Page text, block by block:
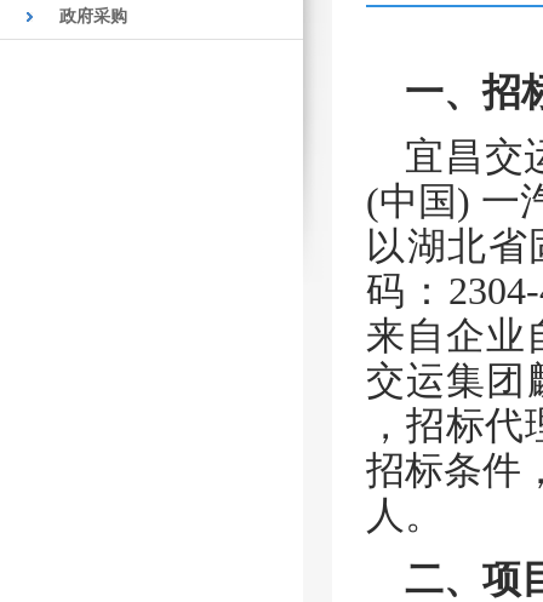
政府采购
一、招
宜昌交
(中国) 一
以湖北
码：
来自企业
交运集团
，招标
招标条件
人。
二、项